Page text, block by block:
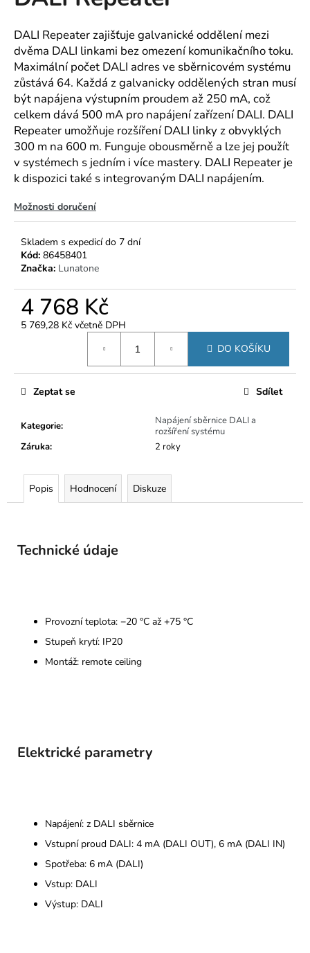
z
5
hvězdiček.
DALI Repeater zajišťuje galvanické oddělení mezi
dvěma DALI linkami bez omezení komunikačního toku.
Maximální počet DALI adres ve sběrnicovém systému
zůstává 64. Každá z galvanicky oddělených stran musí
být napájena výstupním proudem až 250 mA, což
celkem dává 500 mA pro napájení zařízení DALI. DALI
Repeater umožňuje rozšíření DALI linky z obvyklých
300 m na 600 m. Funguje obousměrně a lze jej použít
v systémech s jedním i více mastery. DALI Repeater je
k dispozici také s integrovaným DALI napájením.
Možnosti doručení
Skladem s expedicí do 7 dní
Kód: 86458401
Značka: Lunatone
4 768 Kč
5 769,28 Kč včetně DPH
DO KOŠÍKU
Kategorie:
Napájení sběrnice DALI a
rozšíření systému
Záruka: 2 roky
Zeptat se Sdílet
Popis Hodnocení Diskuze
Technické údaje
Provozní teplota: −20 °C až +75 °C
Stupeň krytí: IP20
Montáž: remote ceiling
Elektrické parametry
Napájení: z DALI sběrnice
Vstupní proud DALI: 4 mA (DALI OUT), 6 mA (DALI IN)
Spotřeba: 6 mA (DALI)
Vstup: DALI
Výstup: DALI
j
í
t
?
HLEDAT
D
o
p
o
u
m